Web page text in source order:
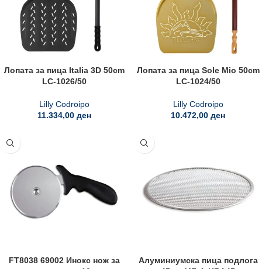
Лопата за пица Italia 3D 50cm
LC-1026/50
Lilly Codroipo
11.334,00 ден
Лопата за пица Sole Mio 50cm
LC-1024/50
Lilly Codroipo
10.472,00 ден
FT8038 69002 Инокс нож за
Алуминиумска пица подлога